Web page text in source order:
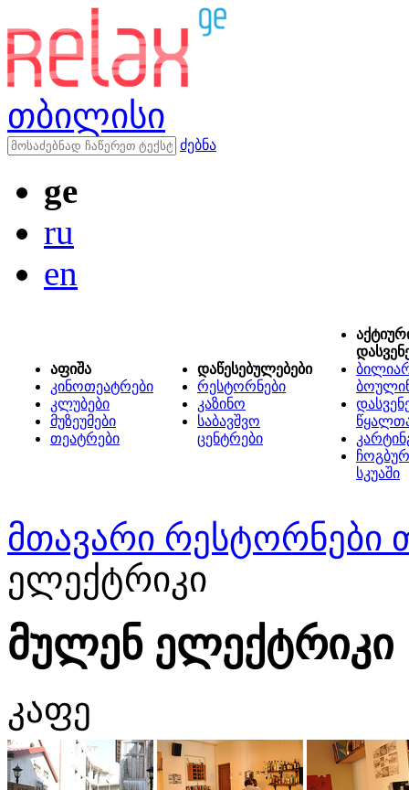
თბილისი
ძებნა
ge
ru
en
აფიშა
კინოთეატრები
კლუბები
მუზეუმები
თეატრები
დაწესებულებები
რესტორნები
კაზინო
საბავშვო
ცენტრები
სკუაში
მთავარი რესტორნები
ელექტრიკი
მულენ ელექტრიკი
კაფე